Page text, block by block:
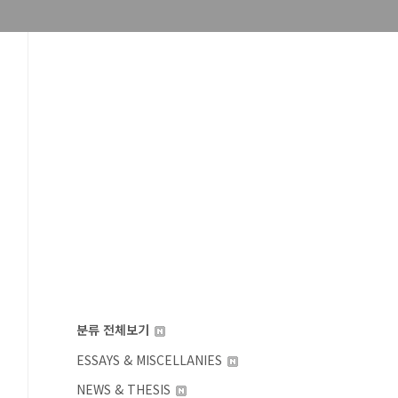
분류 전체보기
ESSAYS & MISCELLANIES
NEWS & THESIS